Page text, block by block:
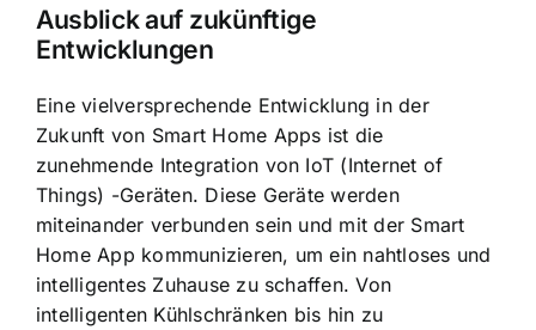
Ausblick auf zukünftige
Entwicklungen
Eine vielversprechende Entwicklung in der
Zukunft von Smart Home Apps ist die
zunehmende Integration von IoT (Internet of
Things) -Geräten. Diese Geräte werden
miteinander verbunden sein und mit der Smart
Home App kommunizieren, um ein nahtloses und
intelligentes Zuhause zu schaffen. Von
intelligenten Kühlschränken bis hin zu